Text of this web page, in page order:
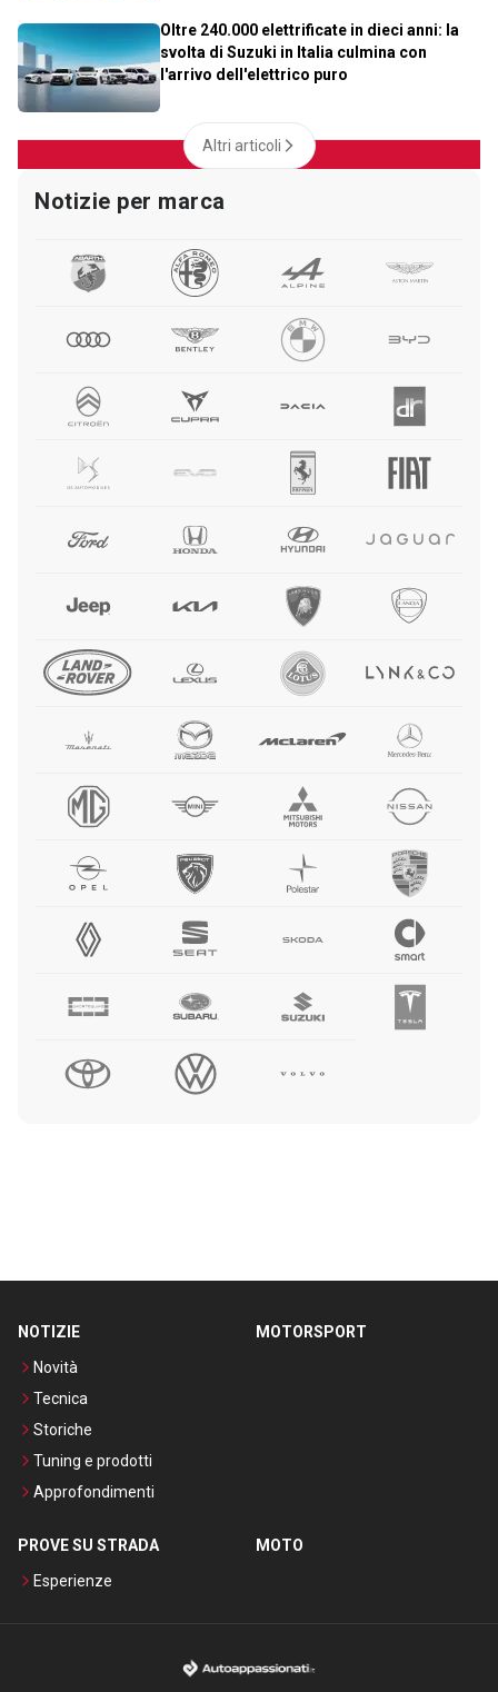
Oltre 240.000 elettrificate in dieci anni: la
svolta di Suzuki in Italia culmina con
l'arrivo dell'elettrico puro
Altri articoli
Notizie per marca
NOTIZIE
Novità
Tecnica
Storiche
Tuning e prodotti
Approfondimenti
MOTORSPORT
PROVE SU STRADA
Esperienze
MOTO